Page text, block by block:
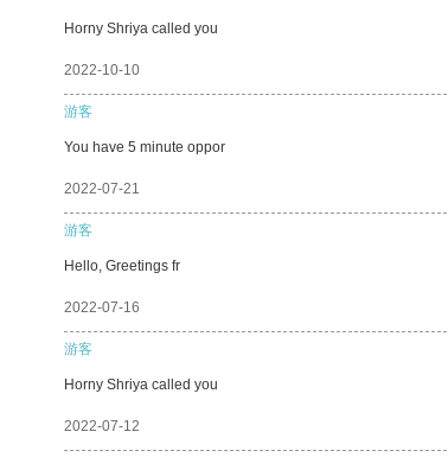
Horny Shriya called you
2022-10-10
游客
You have 5 minute oppor
2022-07-21
游客
Hello, Greetings fr
2022-07-16
游客
Horny Shriya called you
2022-07-12